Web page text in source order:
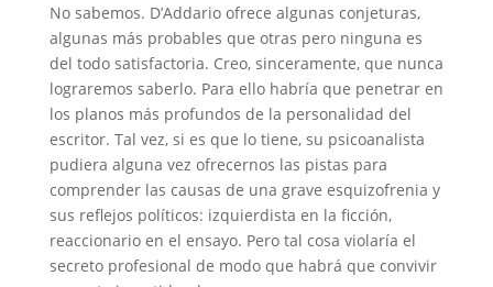
No sabemos. D’Addario ofrece algunas conjeturas,
algunas más probables que otras pero ninguna es
del todo satisfactoria. Creo, sinceramente, que nunca
lograremos saberlo. Para ello habría que penetrar en
los planos más profundos de la personalidad del
escritor. Tal vez, si es que lo tiene, su psicoanalista
pudiera alguna vez ofrecernos las pistas para
comprender las causas de una grave esquizofrenia y
sus reflejos políticos: izquierdista en la ficción,
reaccionario en el ensayo. Pero tal cosa violaría el
secreto profesional de modo que habrá que convivir